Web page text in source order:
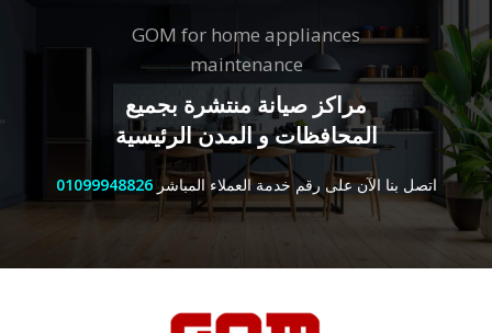
GOM for home appliances
maintenance
مراكز صيانة منتشرة بجميع
المحافظات و المدن الرئيسية
اتصل بنا الآن على رقم خدمة العملاء المباشر 01099948826